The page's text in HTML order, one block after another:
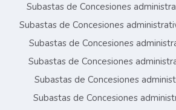
Subastas de Concesiones
Subastas de Concesiones
Subastas de Concesiones
Subastas de Concesiones
Subastas de Concesiones
Subastas de Concesiones